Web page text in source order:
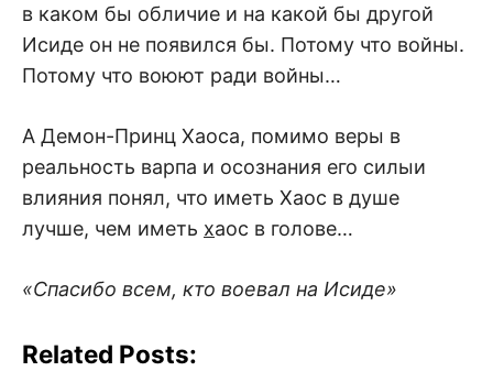
в каком бы обличие и на какой бы другой
Исиде он не появился бы. Потому что войны.
Потому что воюют ради войны…
А Демон-Принц Хаоса, помимо веры в
реальность варпа и осознания его силыи
влияния понял, что иметь Хаос в душе
лучше, чем иметь хаос в голове…
«Спасибо всем, кто воевал на Исиде»
Related Posts: